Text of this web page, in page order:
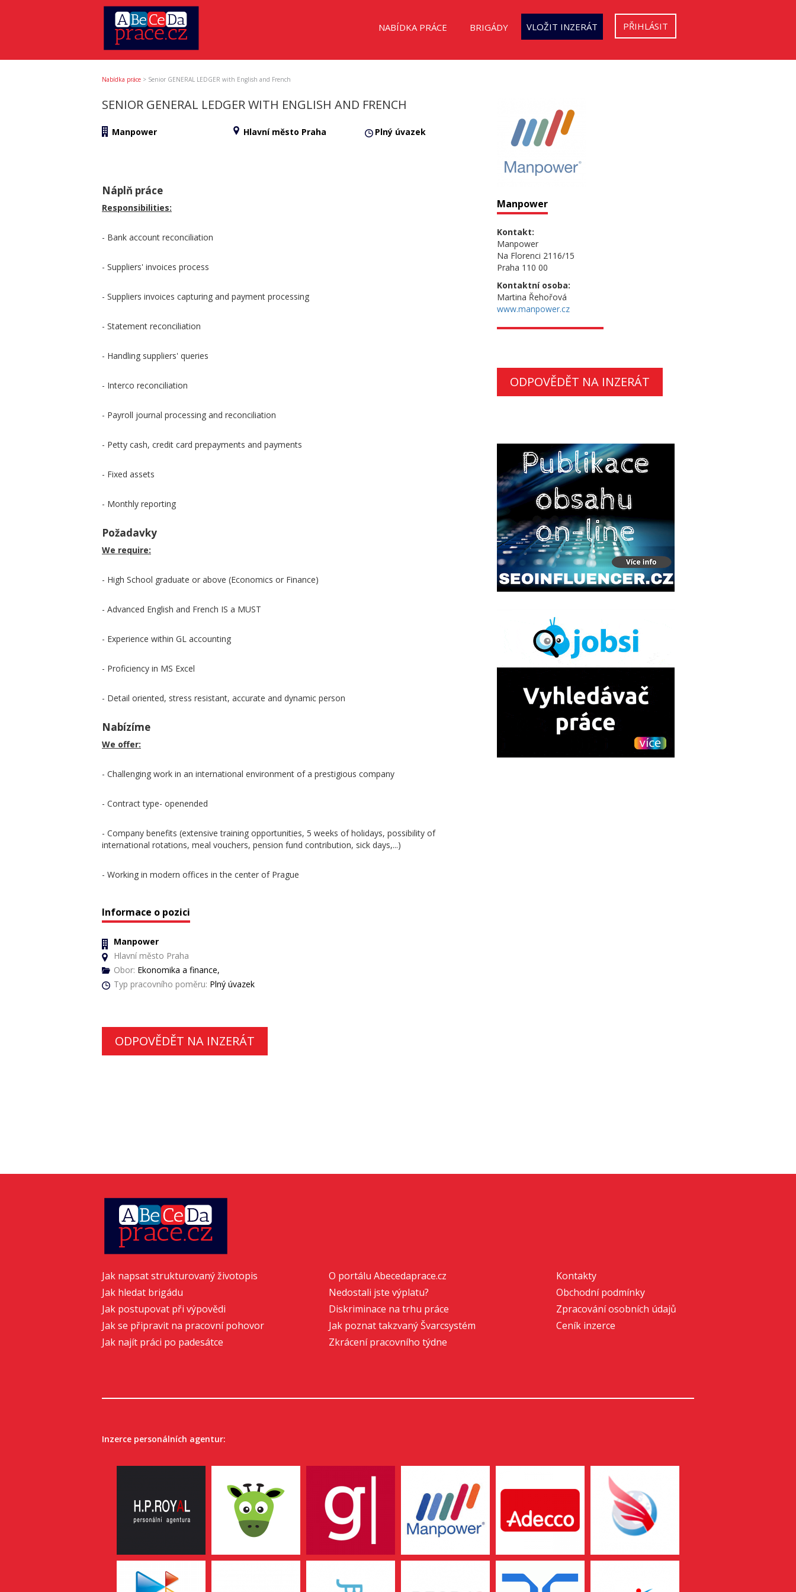
NABÍDKA PRÁCE BRIGÁDY VLOŽIT INZERÁT PŘIHLÁSIT
Nabídka práce > Senior GENERAL LEDGER with English and French
SENIOR GENERAL LEDGER WITH ENGLISH AND FRENCH
Manpower Hlavní město Praha Plný úvazek
Náplň práce
Responsibilities:
- Bank account reconciliation
- Suppliers' invoices process
- Suppliers invoices capturing and payment processing
- Statement reconciliation
- Handling suppliers' queries
- Interco reconciliation
- Payroll journal processing and reconciliation
- Petty cash, credit card prepayments and payments
- Fixed assets
- Monthly reporting
Požadavky
We require:
- High School graduate or above (Economics or Finance)
- Advanced English and French IS a MUST
- Experience within GL accounting
- Proficiency in MS Excel
- Detail oriented, stress resistant, accurate and dynamic person
Nabízíme
We offer:
- Challenging work in an international environment of a prestigious company
- Contract type- openended
- Company benefits (extensive training opportunities, 5 weeks of holidays, possibility of
international rotations, meal vouchers, pension fund contribution, sick days,...)
- Working in modern offices in the center of Prague
Informace o pozici
Manpower
Hlavní město Praha
Obor: Ekonomika a finance,
Typ pracovního poměru: Plný úvazek
ODPOVĚDĚT NA INZERÁT
Manpower
Kontakt:
Manpower
Na Florenci 2116/15
Praha 110 00
Kontaktní osoba:
Martina Řehořová
www.manpower.cz
ODPOVĚDĚT NA INZERÁT
Jak napsat strukturovaný životopis
Jak hledat brigádu
Jak postupovat při výpovědi
Jak se připravit na pracovní pohovor
Jak najít práci po padesátce
O portálu Abecedaprace.cz
Nedostali jste výplatu?
Diskriminace na trhu práce
Jak poznat takzvaný Švarcsystém
Zkrácení pracovního týdne
Kontakty
Obchodní podmínky
Zpracování osobních údajů
Ceník inzerce
Inzerce personálních agentur: